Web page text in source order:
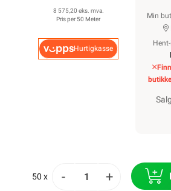
8 575,20 eks. mva.
Pris per 50 Meter
Hurtigkasse
Min
50 x - +